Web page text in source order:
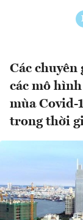
Các chuyên
các mô
mùa Covid-
trong thời